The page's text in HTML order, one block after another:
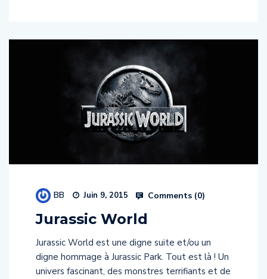
BB Juin 9, 2015 Comments (0)
Jurassic World
Jurassic World est une digne suite et/ou un
digne hommage à Jurassic Park. Tout est là ! Un
univers fascinant, des monstres terrifiants et de